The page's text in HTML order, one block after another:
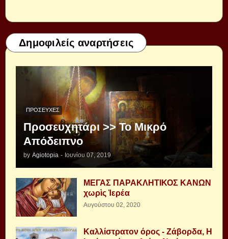
Δημοφιλείς αναρτήσεις
ΠΡΟΣΕΥΧΈΣ
Προσευχητάρι >> Το Μικρό
Απόδειπνο
by Agiotopia - Ιουνίου 07, 2019
ΜΕΓΑΣ ΠΑΡΑΚΛΗΤΙΚΟΣ ΚΑΝΩΝ
χωρὶς Ἱερέα
Αυγούστου 02, 2020
Καλλίστρατον όρος - Ζάβορδα, Η